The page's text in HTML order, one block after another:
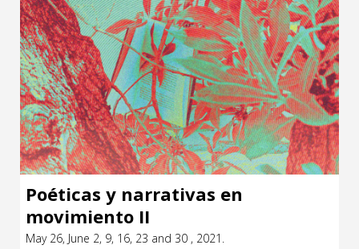
Poéticas y narrativas en
movimiento II
May 26, June 2, 9, 16, 23 and 30 , 2021.